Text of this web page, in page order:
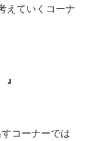
えていくコーナ
すコーナーでは